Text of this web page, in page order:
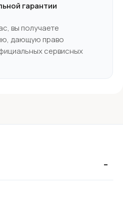
гарантии
вы получаете
дающую право
сервисных
-